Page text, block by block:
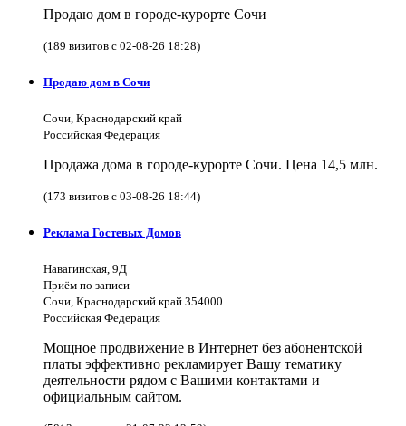
Продаю дом в городе-курорте Сочи
(189 визитов с 02-08-26 18:28)
Продаю дом в Сочи
Сочи, Краснодарский край
Российская Федерация
Продажа дома в городе-курорте Сочи. Цена 14,5 млн.
(173 визитов с 03-08-26 18:44)
Реклама Гостевых Домов
Навагинская, 9Д
Приём по записи
Сочи, Краснодарский край 354000
Российская Федерация
Мощное продвижение в Интернет без абонентской
платы эффективно рекламирует Вашу тематику
деятельности рядом с Вашими контактами и
официальным сайтом.